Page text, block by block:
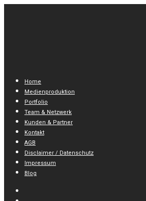
Home
Medienproduktion
Portfolio
Team & Netzwerk
Kunden & Partner
Kontakt
AGB
Disclaimer / Datenschutz
Impressum
Blog